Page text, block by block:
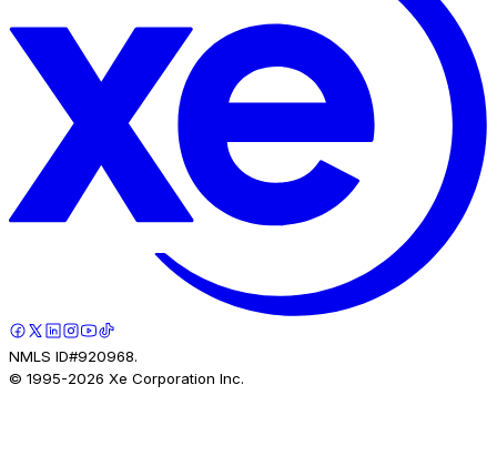
NMLS ID#920968.
© 1995-2026 Xe Corporation Inc.